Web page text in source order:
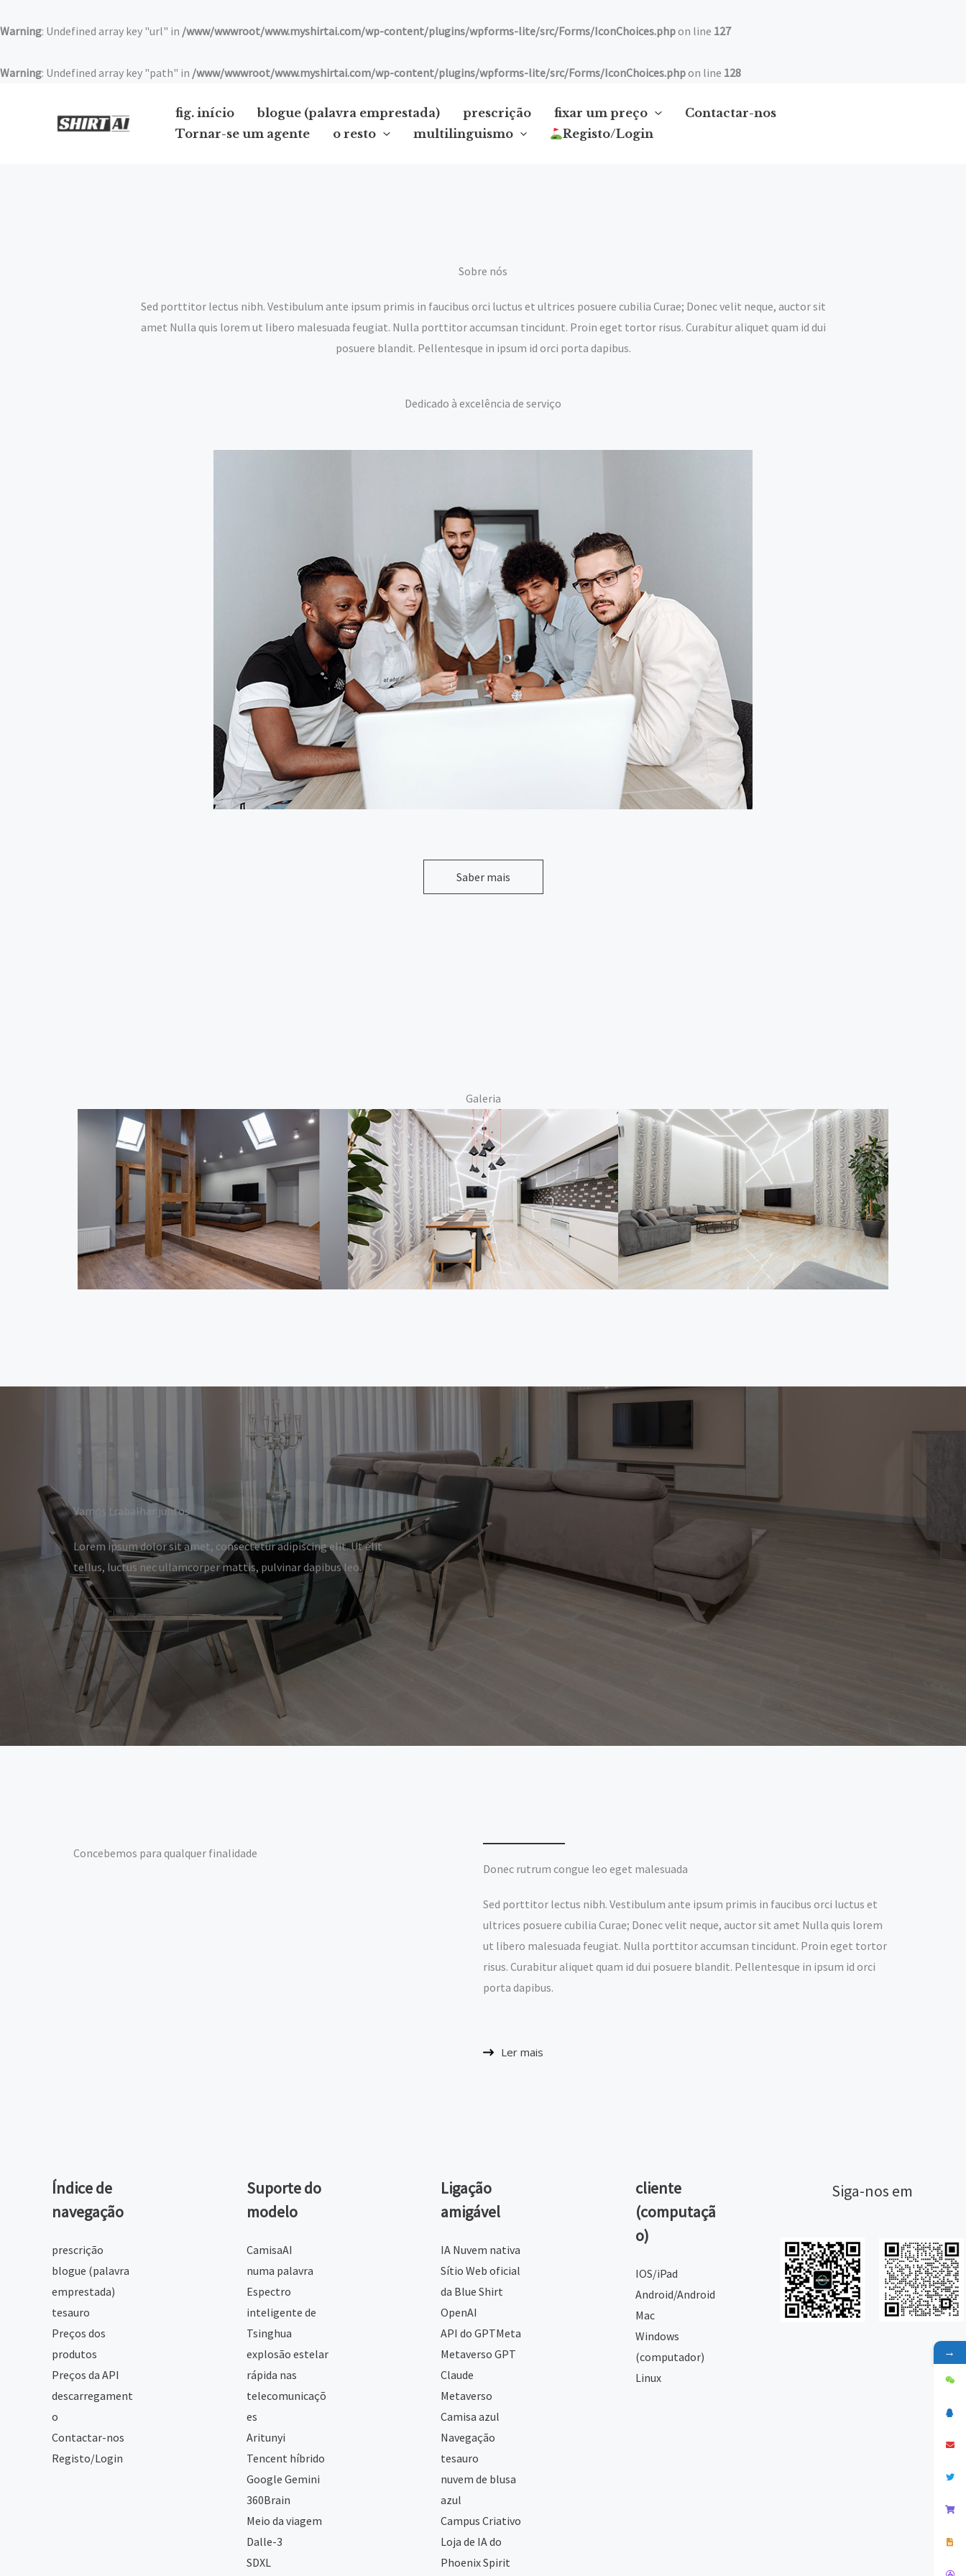
Warning: Undefined array key "url" in /www/wwwroot/www.myshirtai.com/wp-content/plugins/wpforms-lite/src/Forms/IconChoices.phpon line 127
Warning: Undefined array key "path" in /www/wwwroot/www.myshirtai.com/wp-content/plugins/wpforms-lite/src/Forms/IconChoices.phpon line 128
para
conteúdo
fig. início blogue (palavra emprestada) prescrição fixar um preço
Contactar-nos
Tornar-se um agente
o resto multilinguismo Registo/Login
Sobre nós
Sed porttitor lectus nibh. Vestibulum ante ipsum primis in faucibus orci luctus et ultrices posuere cubilia Curae; Donec velit neque, auctor sit
amet Nulla quis lorem ut libero malesuada feugiat. Nulla porttitor accumsan tincidunt. Proin eget tortor risus. Curabitur aliquet quam id dui
posuere blandit. Pellentesque in ipsum id orci porta dapibus.
Dedicado à excelência de serviço
Saber mais
Galeria
Vamos trabalhar juntos
Lorem ipsum dolor sit amet, consectetur adipiscing elit. Ut elit
tellus, luctus nec ullamcorper mattis, pulvinar dapibus leo.
Clique aqui
Concebemos para qualquer finalidade
Donec rutrum congue leo eget malesuada
Sed porttitor lectus nibh. Vestibulum ante ipsum primis in faucibus orci luctus et
ultrices posuere cubilia Curae; Donec velit neque, auctor sit amet Nulla quis lorem
ut libero malesuada feugiat. Nulla porttitor accumsan tincidunt. Proin eget tortor
risus. Curabitur aliquet quam id dui posuere blandit. Pellentesque in ipsum id orci
porta dapibus.
Ler mais
Índice de
navegação
prescrição
blogue (palavra
emprestada)
tesauro
Preços dos
produtos
Preços da API
descarregament
o
Contactar-nos
Registo/Login
Suporte do
modelo
CamisaAI
numa palavra
Espectro
inteligente de
Tsinghua
explosão estelar
rápida nas
telecomunicaçõ
es
Aritunyi
Tencent híbrido
Google Gemini
360Brain
Meio da viagem
Dalle-3
SDXL
Ligação
amigável
IA Nuvem nativa
Sítio Web oficial
da Blue Shirt
OpenAI
API do GPTMeta
Metaverso GPT
Claude
Metaverso
Camisa azul
Navegação
tesauro
nuvem de blusa
azul
Campus Criativo
Loja de IA do
Phoenix Spirit
cliente
(computaçã
o)
IOS/iPad
Android/Android
Mac
Windows
(computador)
Linux
Siga-nos em
→